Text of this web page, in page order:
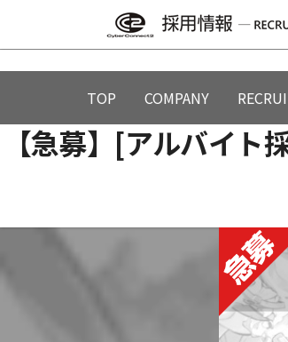
TOP
COMPANY
【急募】[アルバイ